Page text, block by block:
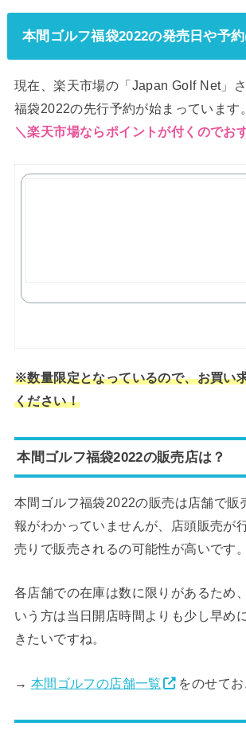
本間ゴルフ福袋2022の発売日や予
現在、楽天市場の「Japan Golf Net」
福袋2022の先行予約が始まっています。
＼楽天市場ならポイントが付くのでお
※数量限定となっているので、お買い
ください！
本間ゴルフ福袋2022の販売店は？
本間ゴルフ福袋2022の販売は店舗で販
報がわかっていませんが、店頭販売が
売りで販売されるの可能性が高いです。
各店舗での在庫は数に限りがあるため
いう方は当日開店時間よりも少し早め
きたいですね。
→ 本間ゴルフの店舗一覧 をのせてお